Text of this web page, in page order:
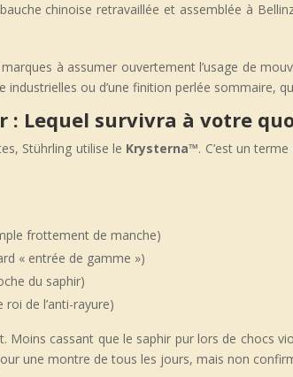
chinoise retravaillée et assemblée à
à assumer ouvertement l’usage de
industrielles ou d’une finition perlée sommaire,
: Lequel survivra à votre
Stührling utilise le Krysterna™. C’est un
frottement de manche)
« entrée de gamme »)
du saphir)
roi de l’anti-rayure)
Moins cassant que le saphir pur lors de chocs
une montre de tous les jours, mais non